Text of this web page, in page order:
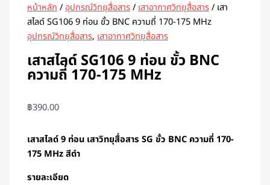
หน้าหลัก/อุปกรณ์วิทยุสื่อสาร/เสาอากาศวิทยุสื่อสาร/ เสา
สไลด์ SG106 9 ท่อน ขั้ว BNC ความถี่ 170-175 MHz
อุปกรณ์วิทยุสื่อสาร,เสาอากาศวิทยุสื่อสาร
เสาสไลด์ SG106 9 ท่อน ขั้ว BNC
ความถี่ 170-175 MHz
฿390.00
เสาสไลด์ 9 ท่อน เสาวิทยุสื่อสาร SG ขั้ว BNC ความถี่ 170-
175 MHz สีดำ
รายละเอียด
BNC
ความถี่
170-
MHz
ชิ้น